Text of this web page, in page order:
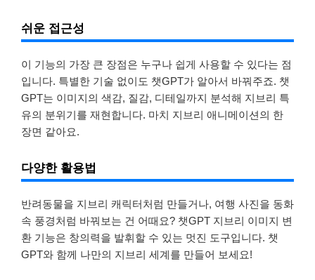
쉬운 접근성
이 기능의 가장 큰 장점은 누구나 쉽게 사용할 수 있다는 점
입니다. 특별한 기술 없이도 챗GPT가 알아서 바꿔주죠. 챗
GPT는 이미지의 색감, 질감, 디테일까지 분석해 지브리 특
유의 분위기를 재현합니다. 마치 지브리 애니메이션의 한
장면 같아요.
다양한 활용법
반려동물을 지브리 캐릭터처럼 만들거나, 여행 사진을 동화
속 풍경처럼 바꿔보는 건 어때요? 챗GPT 지브리 이미지 변
환 기능은 창의력을 발휘할 수 있는 멋진 도구입니다. 챗
GPT와 함께 나만의 지브리 세계를 만들어 보세요!